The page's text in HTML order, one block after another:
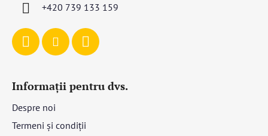
+420 739 133 159
Informații pentru dvs.
Despre noi
Termeni și condiții